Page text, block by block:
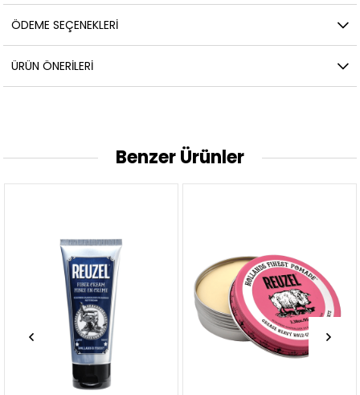
ÖDEME SEÇENEKLERI
ÜRÜN ÖNERILERI
Benzer Ürünler